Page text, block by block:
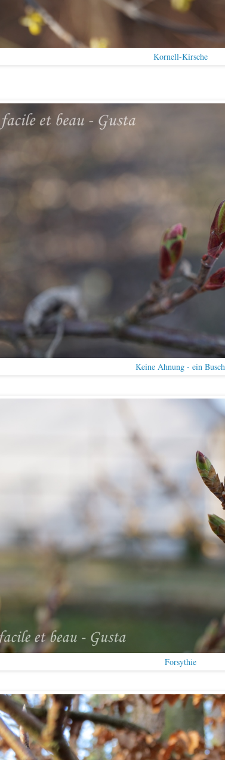
Kornell-Kirsche
Keine Ahnung - ein Busch
Forsythie